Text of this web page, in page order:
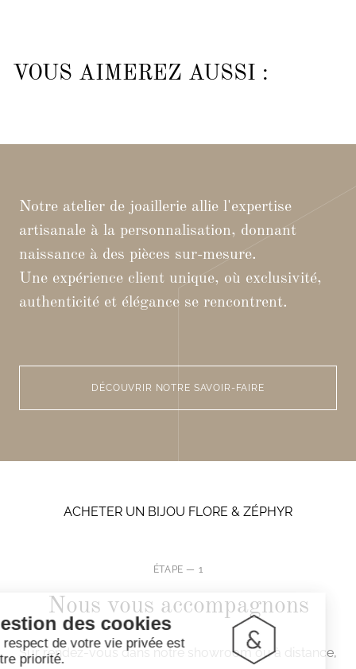
Gestion des cookies
Le respect de votre vie privée est
notre priorité.
VOUS AIMEREZ AUSSI :
Notre atelier de joaillerie allie l'expertise
artisanale à la personnalisation, donnant
naissance à des pièces sur-mesure.
Une expérience client unique, où exclusivité,
authenticité et élégance se rencontrent.
DÉCOUVRIR NOTRE SAVOIR-FAIRE
ACHETER UN BIJOU FLORE & ZÉPHYR
ÉTAPE — 1
Nous vous accompagnons
Sur rendez-vous dans notre showroom ou à distance,